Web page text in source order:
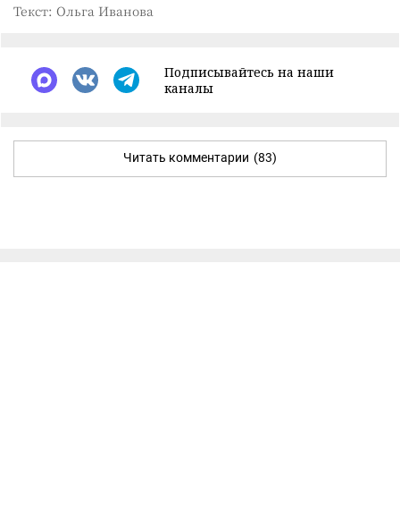
Текст: Ольга Иванова
Подписывайтесь на наши
каналы
Читать комментарии (83)